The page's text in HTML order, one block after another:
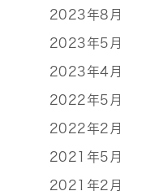
2023年8月
2023年5月
2023年4月
2022年5月
2022年2月
2021年5月
2021年2月